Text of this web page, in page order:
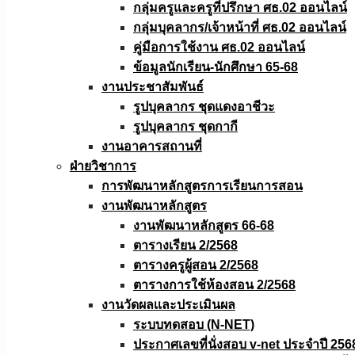
กลุ่มครูและครูที่ปรึกษา ศธ.02 ออนไลน์
กลุ่มบุคลากร/เจ้าหน้าที่ ศธ.02 ออนไลน์
คู่มือการใช้งาน ศธ.02 ออนไลน์
ข้อมูลนักเรียน-นักศึกษา 65-68
งานประชาสัมพันธ์
รูปบุคลากร ชุดแดงอาชีวะ
รูปบุคลากร ชุดกากี
งานอาคารสถานที่
ฝ่ายวิชาการ
การพัฒนาหลักสูตรการเรียนการสอน
งานพัฒนาหลักสูตร
งานพัฒนาหลักสูตร 66-68
ตารางเรียน 2/2568
ตารางครูผู้สอน 2/2568
ตารางการใช้ห้องสอน 2/2568
งานวัดผลเเละประเมินผล
ระบบทดสอบ (N-NET)
ประกาศเลขที่นั่งสอบ v-net ประจำปี